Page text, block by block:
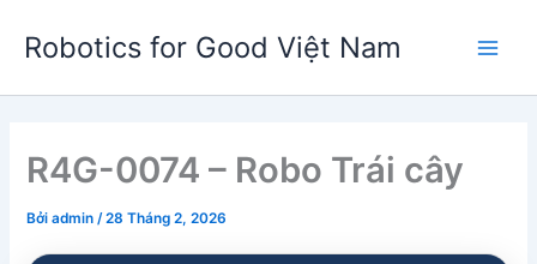
dung
Robotics for Good Việt Nam
R4G-0074 – Robo Trái cây
Bởiadmin /28 Tháng 2, 2026